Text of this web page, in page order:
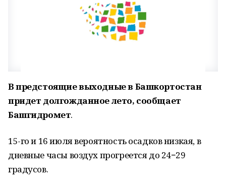
В предстоящие выходные в Башкортостан
придет долгожданное лето, сообщает
Башгидромет.
15-го и 16 июля вероятность осадков низкая, в
дневные часы воздух прогреется до 24−29
градусов.